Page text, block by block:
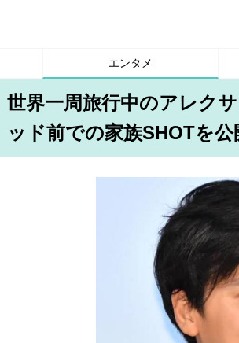
エンタメ
世界一周旅行中のアレク
ッド前での家族SHOTを公